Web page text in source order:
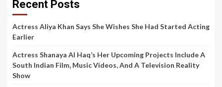
Recent Posts
Actress Aliya Khan Says She Wishes She Had Started Acting
Earlier
Actress Shanaya Al Haq’s Her Upcoming Projects Include A
South Indian Film, Music Videos, And A Television Reality
Show